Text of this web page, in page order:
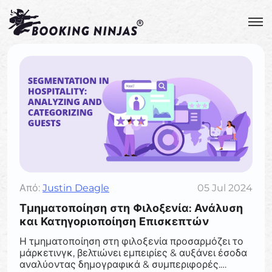
Από: Justin Deagle 05 Jul 2024
Τμηματοποίηση στη Φιλοξενία: Ανάλυση
και Κατηγοριοποίηση Επισκεπτών
Η τμηματοποίηση στη φιλοξενία προσαρμόζει το
μάρκετινγκ, βελτιώνει εμπειρίες & αυξάνει έσοδα
αναλύοντας δημογραφικά & συμπεριφορές.